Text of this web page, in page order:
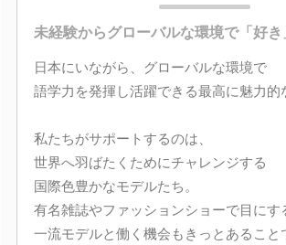
未経験からグローバルな環境で「好き
日本にいながら、グローバルな環境で
語学力を発揮し活躍できる最高に魅力的
私たちがサポートするのは、
世界へ羽ばたくためにチャレンジする
国際色豊かなモデルたち。
有名雑誌やファッションショーで目にす
一流モデルと働く機会もきっとあること